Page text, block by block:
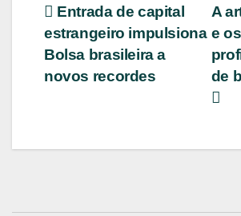
Navegação
de
Post
A
e os
de
Entrada de capital
estrangeiro impulsiona
Bolsa brasileira a
novos recordes